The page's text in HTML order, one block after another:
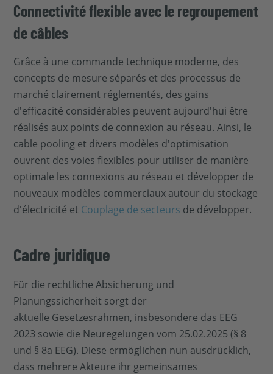
Connectivité flexible avec le regroupement
de câbles
Grâce à une commande technique moderne, des
concepts de mesure séparés et des processus de
marché clairement réglementés, des gains
d'efficacité considérables peuvent aujourd'hui être
réalisés aux points de connexion au réseau. Ainsi, le
cable pooling et divers modèles d'optimisation
ouvrent des voies flexibles pour utiliser de manière
optimale les connexions au réseau et développer de
nouveaux modèles commerciaux autour du stockage
d'électricité et Couplage de secteurs de développer.
Cadre juridique
Für die rechtliche Absicherung und
Planungssicherheit sorgt der
aktuelle Gesetzesrahmen, insbesondere das EEG
2023 sowie die Neuregelungen vom 25.02.2025 (§ 8
und § 8a EEG). Diese ermöglichen nun ausdrücklich,
dass mehrere Akteure ihr gemeinsames